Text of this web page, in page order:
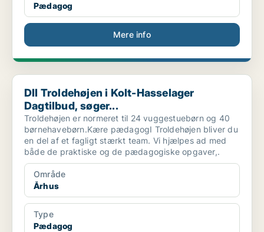
Pædagog
Mere info
DII Troldehøjen i Kolt-Hasselager Dagtilbud, søger...
DII Troldehøjen i Kolt-Hasselager
Dagtilbud, søger...
Troldehøjen er normeret til 24 vuggestuebørn og 40
børnehavebørn.Kære pædagogI Troldehøjen bliver du
en del af et fagligt stærkt team. Vi hjælpes ad med
både de praktiske og de pædagogiske opgaver,.
Område
Århus
Type
Pædagog